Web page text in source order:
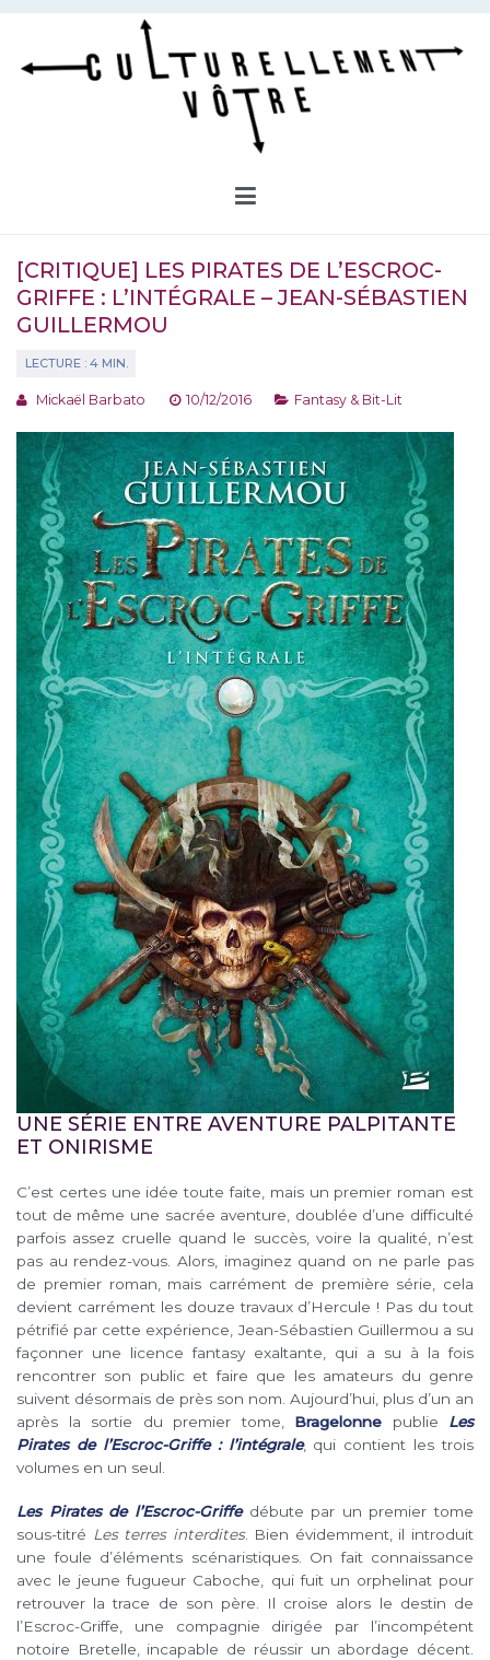
Aller
contenu
[CRITIQUE] LES PIRATES DE L’ESCROC-
GRIFFE : L’INTÉGRALE – JEAN-SÉBASTIEN
GUILLERMOU
Mickaël Barbato 10/12/2016 Fantasy & Bit-Lit
UNE SÉRIE ENTRE AVENTURE PALPITANTE
ET ONIRISME
C’est certes une idée toute faite, mais un premier roman est
tout de même une sacrée aventure, doublée d’une difficulté
parfois assez cruelle quand le succès, voire la qualité, n’est
pas au rendez-vous. Alors, imaginez quand on ne parle pas
de premier roman, mais carrément de première série, cela
devient carrément les douze travaux d’Hercule ! Pas du tout
pétrifié par cette expérience, Jean-Sébastien Guillermou a su
façonner une licence fantasy exaltante, qui a su à la fois
rencontrer son public et faire que les amateurs du genre
suivent désormais de près son nom. Aujourd’hui, plus d’un an
après la sortie du premier tome, Bragelonne publie Les
Pirates de l’Escroc-Griffe : l’intégrale, qui contient les trois
volumes en un seul.
Les Pirates de l’Escroc-Griffedébute par un premier tome
sous-titré Les terres interdites. Bien évidemment, il introduit
une foule d’éléments scénaristiques. On fait connaissance
avec le jeune fugueur Caboche, qui fuit un orphelinat pour
retrouver la trace de son père. Il croise alors le destin de
l’Escroc-Griffe, une compagnie dirigée par l’incompétent
notoire Bretelle, incapable de réussir un abordage décent.